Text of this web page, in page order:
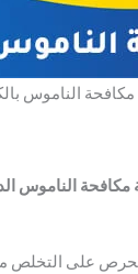
الناموس
الناموس
على التخلص